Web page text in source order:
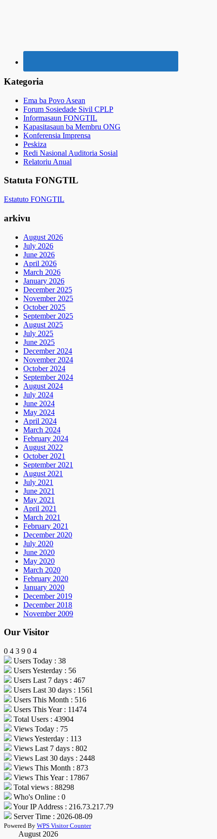
Kategoria
Ema ba Povo Asean
Forum Sosiedade Sivil CPLP
Informasaun FONGTIL
Kapasitasaun ba Membru ONG
Konferensia Imprensa
Peskiza
Redi Nasional Auditoria Sosial
Relatoriu Anual
Statuta FONGTIL
Estatuto FONGTIL
arkivu
August 2026
July 2026
June 2026
April 2026
March 2026
January 2026
December 2025
November 2025
October 2025
September 2025
August 2025
July 2025
June 2025
December 2024
November 2024
October 2024
September 2024
August 2024
July 2024
June 2024
May 2024
April 2024
March 2024
February 2024
August 2022
October 2021
September 2021
August 2021
July 2021
June 2021
May 2021
April 2021
March 2021
February 2021
December 2020
July 2020
June 2020
May 2020
March 2020
February 2020
January 2020
December 2019
December 2018
November 2009
Our Visitor
0 4 3 9 0 4
Users Today : 38
Users Yesterday : 56
Users Last 7 days : 467
Users Last 30 days : 1561
Users This Month : 516
Users This Year : 11474
Total Users : 43904
Views Today : 75
Views Yesterday : 113
Views Last 7 days : 802
Views Last 30 days : 2448
Views This Month : 873
Views This Year : 17867
Total views : 88298
Who's Online : 0
Your IP Address : 216.73.217.79
Server Time : 2026-08-09
Powered By WPS Visitor Counter
August 2026